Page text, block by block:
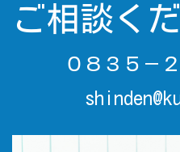
ご相談く
０８３５－